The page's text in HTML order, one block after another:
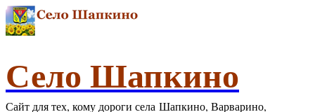
Село Шапкино
Сайт для тех, кому дороги села Шапкино, Варварино,